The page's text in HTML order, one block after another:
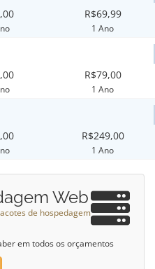
R$69,99
1 Ano
R$79,00
1 Ano
R$249,00
1 Ano
Web
de hospedagem
em todos os orçamentos